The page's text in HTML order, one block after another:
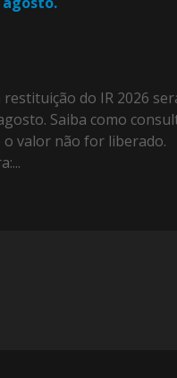
do IR 2026
Saiba como
o valor não for liberado.